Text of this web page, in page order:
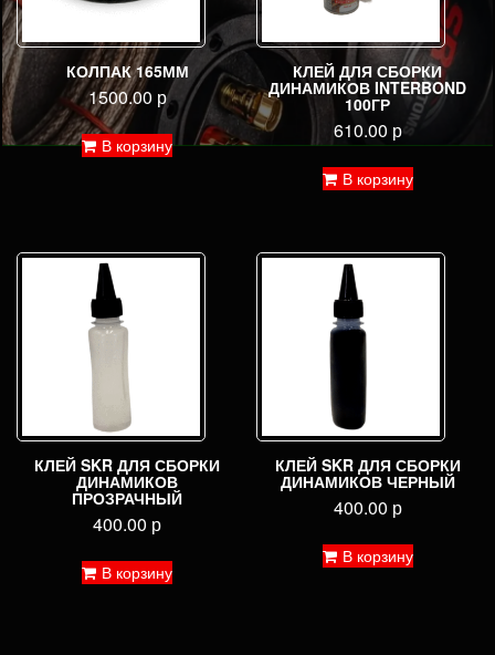
КОЛПАК 165ММ
1500.00 р
В корзину
КЛЕЙ ДЛЯ СБОРКИ
ДИНАМИКОВ INTERBOND
100ГР
610.00 р
В корзину
КЛЕЙ SKR ДЛЯ СБОРКИ
ДИНАМИКОВ
ПРОЗРАЧНЫЙ
400.00 р
В корзину
КЛЕЙ SKR ДЛЯ СБОРКИ
ДИНАМИКОВ ЧЕРНЫЙ
400.00 р
В корзину